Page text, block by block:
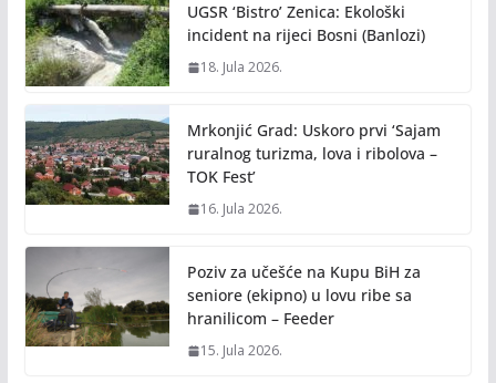
UGSR ‘Bistro’ Zenica: Ekološki
incident na rijeci Bosni (Banlozi)
18. Jula 2026.
Mrkonjić Grad: Uskoro prvi ‘Sajam
ruralnog turizma, lova i ribolova –
TOK Fest’
16. Jula 2026.
Poziv za učešće na Kupu BiH za
seniore (ekipno) u lovu ribe sa
hranilicom – Feeder
15. Jula 2026.